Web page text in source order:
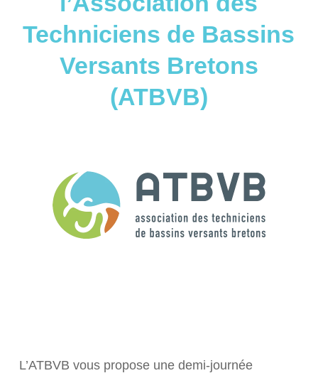
Techniciens de Bassins
Versants Bretons
(ATBVB)
L’ATBVB vous propose une demi-journée